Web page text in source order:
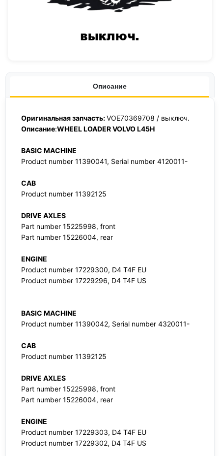
Описание
Оригинальная запчасть:VOE70369708 / выключ.
Описание:WHEEL LOADER VOLVO L45H
BASIC MACHINE
Product number 11390041, Serial number 4120011-
CAB
Product number 11392125
DRIVE AXLES
Part number 15225998, front
Part number 15226004, rear
ENGINE
Product number 17229300, D4 T4F EU
Product number 17229296, D4 T4F US
BASIC MACHINE
Product number 11390042, Serial number 4320011-
CAB
Product number 11392125
DRIVE AXLES
Part number 15225998, front
Part number 15226004, rear
ENGINE
Product number 17229303, D4 T4F EU
Product number 17229302, D4 T4F US